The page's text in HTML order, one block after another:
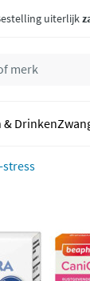
uiterlijk
& Drinken